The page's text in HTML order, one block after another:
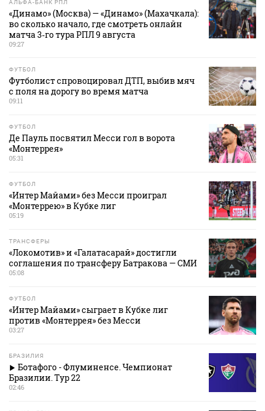
АЛЬФА-БАНК РПЛ
«Динамо» (Москва) — «Динамо» (Махачкала):
во сколько начало, где смотреть онлайн
матча 3‑го тура РПЛ 9 августа
09:27
ФУТБОЛ
Футболист спровоцировал ДТП, выбив мяч
с поля на дорогу во время матча
09:11
ФУТБОЛ
Де Пауль посвятил Месси гол в ворота
«Монтеррея»
05:31
ФУТБОЛ
«Интер Майами» без Месси проиграл
«Монтеррею» в Кубке лиг
05:19
ТРАНСФЕРЫ
«Локомотив» и «Галатасарай» достигли
соглашения по трансферу Батракова — СМИ
05:08
ФУТБОЛ
«Интер Майами» сыграет в Кубке лиг
против «Монтеррея» без Месси
03:27
БРАЗИЛИЯ
Ботафого - Флуминенсе. Чемпионат
Бразилии. Тур 22
02:46